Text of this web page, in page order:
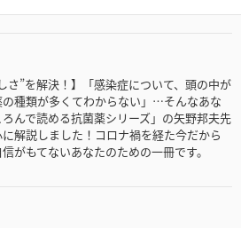
さ”を解決！】「感染症について、頭の中が
種類が多くてわからない」…そんなあな
んで読める抗菌薬シリーズ」の矢野邦夫先
解説しました！コロナ禍を経た今だから
がもてないあなたのための一冊です。